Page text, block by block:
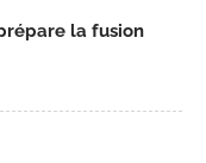
la fusion